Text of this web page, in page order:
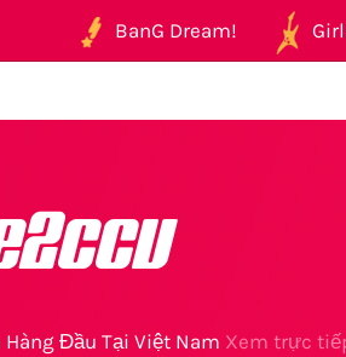
BanG Dream!
Đầu Tại Việt Nam Xem trực